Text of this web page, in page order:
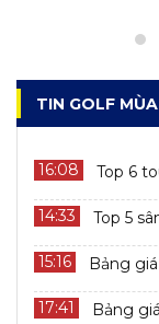
TIN GOLF
16:08 Top 6
14:33 Top 5
15:16 Bảng
17:41 Bảng